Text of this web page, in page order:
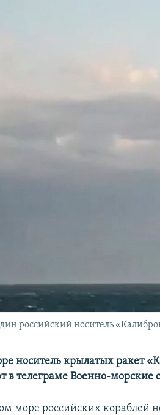
российский носитель
носитель крылатых ракет
в телеграме Военно-
море российских кораблей